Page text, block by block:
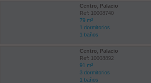
Centro, Palacio
Ref: 10008740
79 m²
1 dormitorios
1 baños
Centro, Palacio
Ref: 10008892
91 m²
3 dormitorios
1 baños